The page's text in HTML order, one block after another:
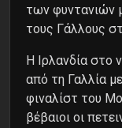
των φυντανιών
τους Γάλλους
Η Ιρλανδία στο
από τη Γαλλία
φιναλίστ του
βέβαιοι οι